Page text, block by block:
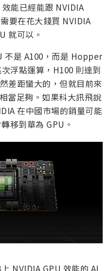
能已經能跟 NVIDIA
要在花大錢買 NVIDIA
就可以。
不是 A100，而是 Hopper
浮點運算，H100 則達到
差距蠻大的，但就目前來
當足夠。如果科大訊飛說
在中國市場的銷量可能
移到華為 GPU。
NVIDIA GPU 效能的 AI